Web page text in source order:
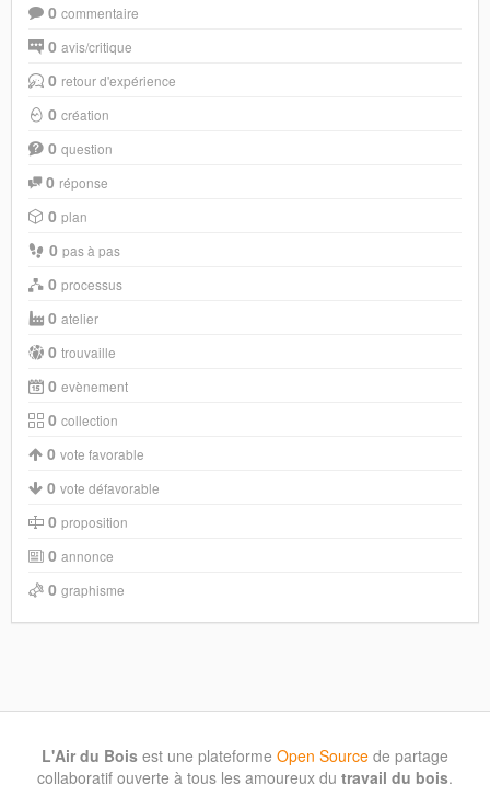
0 commentaire
0 avis/critique
0 retour d'expérience
0 création
0 question
0 réponse
0 plan
0 pas à pas
0 processus
0 atelier
0 trouvaille
0 evènement
0 collection
0 vote favorable
0 vote défavorable
0 proposition
0 annonce
0 graphisme
L'Air du Bois est une plateforme Open Source de partage
collaboratif ouverte à tous les amoureux du travail du bois.